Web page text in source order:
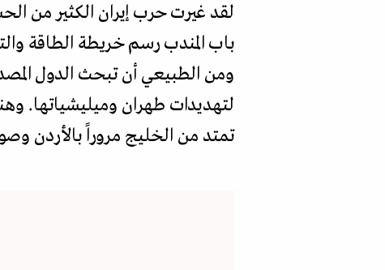
لقد غيرت حرب إيران الكثير من
باب المندب رسم خريطة الطاقة
ومن الطبيعي أن تبحث الدول
لتهديدات طهران وميليشياتها.
تمتد من الخليج مروراً بالأردن